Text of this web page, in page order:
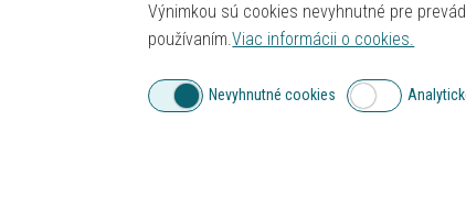
Kontaktné údaje
Created byIT
Copyright © 2008 -
Výnimkou sú cookies nevyhnutné pre
používaním.Viac informácii o cookies.
Nevyhnutné cookies